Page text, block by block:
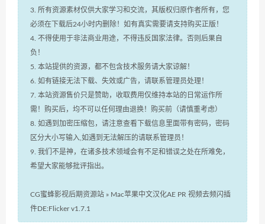
3. 所有资源素材仅供大家学习和交流，其版权归原作者所有，您
必须在下载后24小时内删除！如有真实需要请支持购买正版！
4. 不得使用于非法商业用途，不得违反国家法律。否则后果自
负！
5. 本站提供的资源，都不包含技术服务请大家谅解！
6. 如有链接无法下载、失效或广告，请联系管理员处理！
7. 本站资源售价只是赞助，收取费用仅维持本站的日常运作所
需！购买后，均不可以任何理由退换！购买前（请慎重考虑）
8. 如遇到加密压缩包，请注意查看下载信息里面带有密码，密码
区分大小写输入,如遇到无法解压的请联系管理员！
9. 我们不是神，在诸多技术领域会有不足和错误之处在所难免，
希望大家能够批评指出。
CG蜜蜂影视后期资源站 » Mac苹果中文汉化AE PR 视频去频闪插
件DE:Flicker v1.7.1